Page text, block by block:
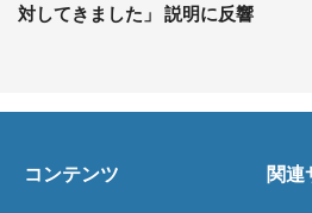
対してきました」 説明に反響
コンテンツ 関連